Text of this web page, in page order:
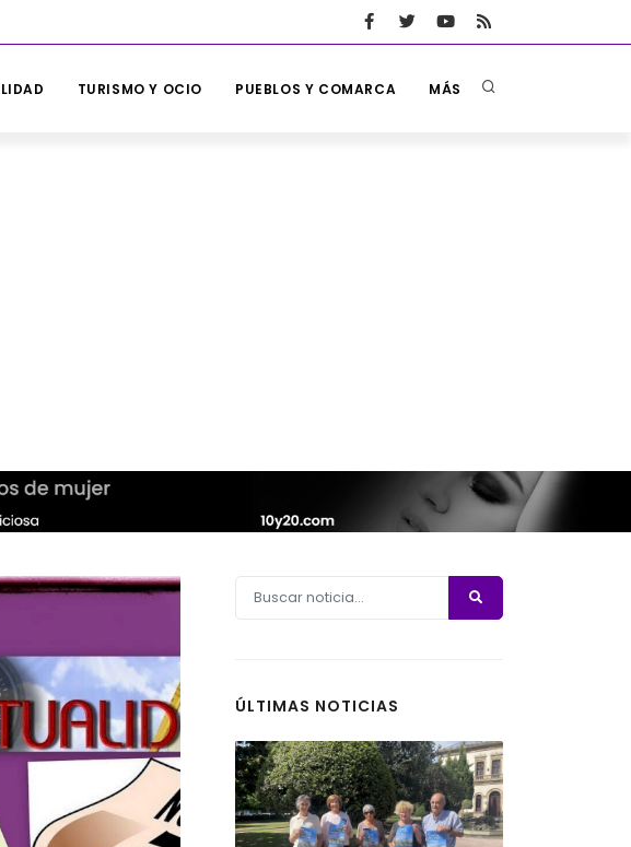
TURISMO Y OCIO PUEBLOS Y COMARCA MÁS
ÚLTIMAS NOTICIAS